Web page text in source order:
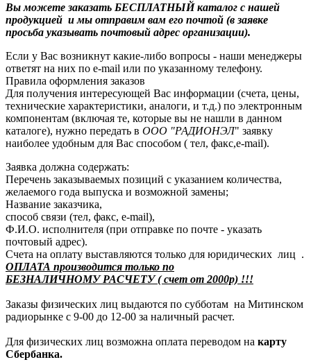
Вы можете заказать БЕСПЛАТНЫЙ каталог с нашей
продукцией и мы отправим вам его почтой (в заявке
просьба указывать почтовый адрес организации).
Если у Вас возникнут какие-либо вопросы - наши менеджеры
ответят на них по e-mail или по указанному телефону.
Правила оформления заказов
Для получения интересующей Вас информации (счета, цены,
технические характеристики, аналоги, и т.д.) по электронным
компонентам (включая те, которые вы не нашли в данном
каталоге), нужно передать в ООО "РАДИОНЭЛ" заявку
наиболее удобным для Вас способом ( тел, факс,e-mail).
Заявка должна содержать:
Перечень заказываемых позиций с указанием количества,
желаемого года выпуска и возможной замены;
Название заказчика,
способ связи (тел, факс, e-mail),
Ф.И.О. исполнителя (при отправке по почте - указать
почтовый адрес).
Счета на оплату выставляются только для юридических лиц .
ОПЛАТА производится только по
БЕЗНАЛИЧНОМУ РАСЧЕТУ ( счет от 2000р) !!!
Заказы физических лиц выдаются по субботам на Митинском
радиорынке с 9-00 до 12-00 за наличный расчет.
Для физических лиц возможна оплата переводом на карту
Сбербанка.